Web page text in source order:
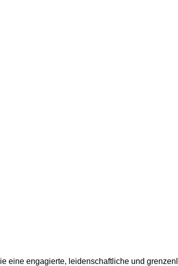
eine engagierte, leidenschaftliche und